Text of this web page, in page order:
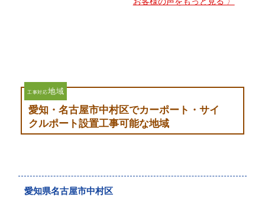
工事対応地域
愛知・名古屋市中村区でカーポート・サイ
クルポート設置工事可能な地域
愛知県名古屋市中村区